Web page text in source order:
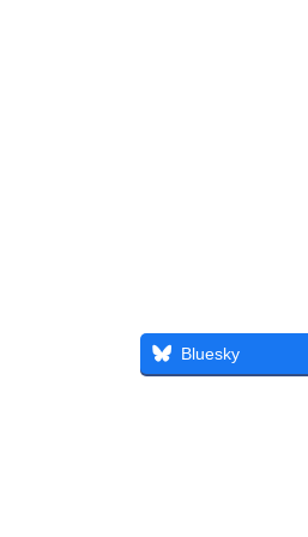
Bluesky